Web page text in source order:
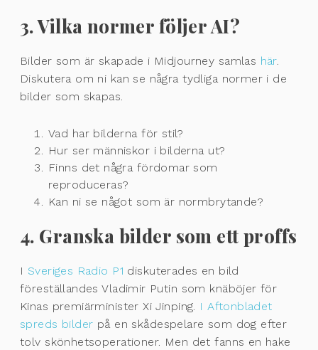
3. Vilka normer följer AI?
Bilder som är skapade i Midjourney samlas här.
Diskutera om ni kan se några tydliga normer i de
bilder som skapas.
Vad har bilderna för stil?
Hur ser människor i bilderna ut?
Finns det några fördomar som
reproduceras?
Kan ni se något som är normbrytande?
4. Granska bilder som ett proffs
I Sveriges Radio P1 diskuterades en bild
föreställandes Vladimir Putin som knäböjer för
Kinas premiärminister Xi Jinping. I Aftonbladet
spreds bilder på en skådespelare som dog efter
tolv skönhetsoperationer. Men det fanns en hake